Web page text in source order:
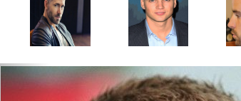
Föregående